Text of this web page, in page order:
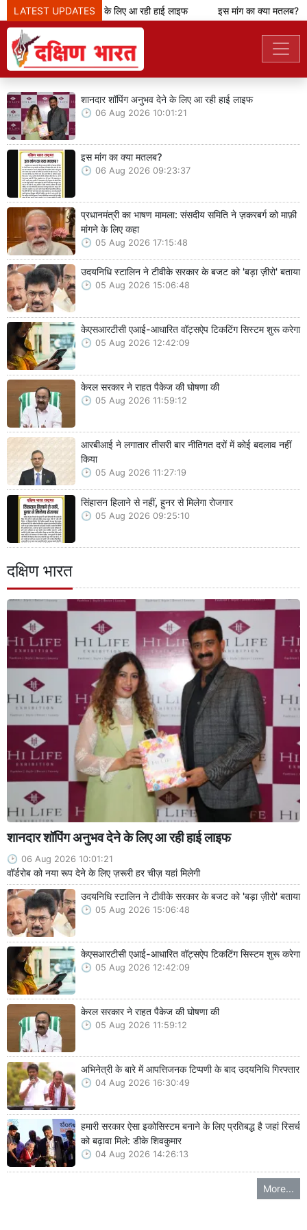
LATEST UPDATES
शॉपिंग अनुभव देने के लिए आ रही हाई लाइफ इस मांग का क्या मतलब?
शानदार शॉपिंग अनुभव देने के लिए आ रही हाई लाइफ
06 Aug 2026 10:01:21
इस मांग का क्या मतलब?
06 Aug 2026 09:23:37
प्रधानमंत्री का भाषण मामला: संसदीय समिति ने ज़करबर्ग को माफ़ी
मांगने के लिए कहा
05 Aug 2026 17:15:48
उदयनिधि स्टालिन ने टीवीके सरकार के बजट को 'बड़ा ज़ीरो' बताया
05 Aug 2026 15:06:48
केएसआरटीसी एआई-आधारित वॉट्सऐप टिकटिंग सिस्टम शुरू करेगा
05 Aug 2026 12:42:09
केरल सरकार ने राहत पैकेज की घोषणा की
05 Aug 2026 11:59:12
आरबीआई ने लगातार तीसरी बार नीतिगत दरों में कोई बदलाव नहीं
किया
05 Aug 2026 11:27:19
सिंहासन हिलाने से नहीं, हुनर से मिलेगा रोजगार
05 Aug 2026 09:25:10
दक्षिण भारत
शानदार शॉपिंग अनुभव देने के लिए आ रही हाई लाइफ
06 Aug 2026 10:01:21
वॉर्डरोब को नया रूप देने के लिए ज़रूरी हर चीज़ यहां मिलेगी
उदयनिधि स्टालिन ने टीवीके सरकार के बजट को 'बड़ा ज़ीरो' बताया
05 Aug 2026 15:06:48
केएसआरटीसी एआई-आधारित वॉट्सऐप टिकटिंग सिस्टम शुरू करेगा
05 Aug 2026 12:42:09
केरल सरकार ने राहत पैकेज की घोषणा की
05 Aug 2026 11:59:12
अभिनेत्री के बारे में आपत्तिजनक टिप्पणी के बाद उदयनिधि गिरफ्तार
04 Aug 2026 16:30:49
हमारी सरकार ऐसा इकोसिस्टम बनाने के लिए प्रतिबद्ध है जहां रिसर्च
को बढ़ावा मिले: डीके शिवकुमार
04 Aug 2026 14:26:13
More...